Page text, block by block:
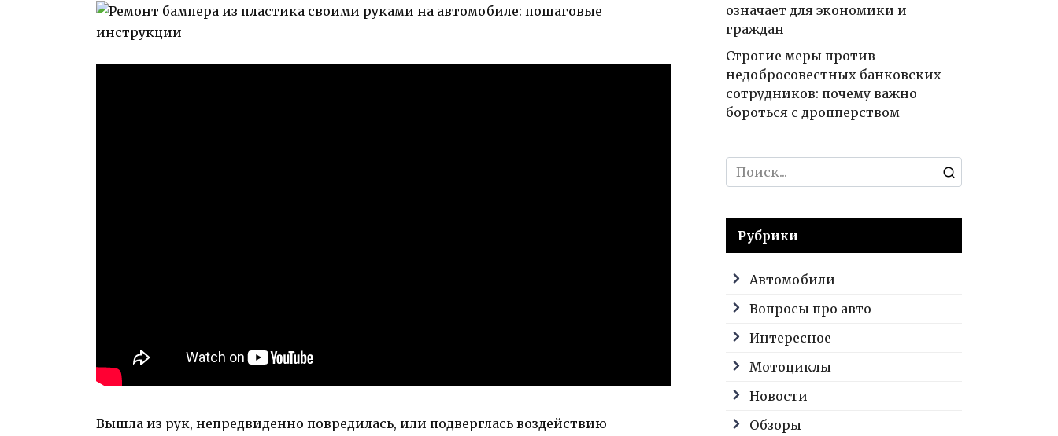
Вышла из рук, непредвиденно повредилась, или подверглась воздействию
означает для экономики и
граждан
Строгие меры против
недобросовестных банковских
сотрудников: почему важно
бороться с дропперством
Search
for:
Рубрики
Автомобили
Вопросы про авто
Интересное
Мотоциклы
Новости
Обзоры